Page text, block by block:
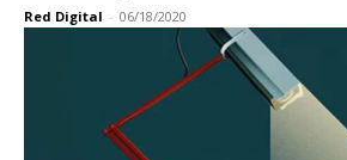
Red Digital - 06/18/2020